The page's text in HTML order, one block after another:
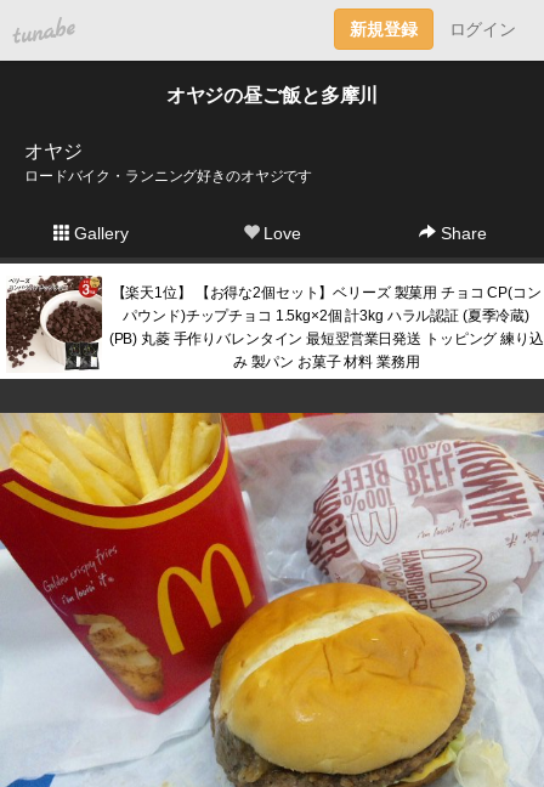
tuna.be 新規登録 ログイン
オヤジの昼ご飯と多摩川
オヤジ
ロードバイク・ランニング好きのオヤジです
Gallery Love Share
【楽天1位】 【お得な2個セット】ベリーズ 製菓用 チョコ CP(コン
パウンド)チップチョコ 1.5kg×2個 計3kg ハラル認証 (夏季冷蔵)
(PB) 丸菱 手作りバレンタイン 最短翌営業日発送 トッピング 練り込
み 製パン お菓子 材料 業務用